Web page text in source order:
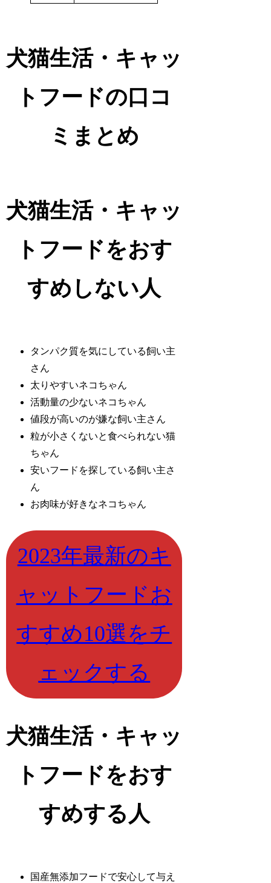
犬猫生活・キャッ
トフードの口コ
ミまとめ
犬猫生活・キャッ
トフードをおす
すめしない人
タンパク質を気にしている飼い主
さん
太りやすいネコちゃん
活動量の少ないネコちゃん
値段が高いのが嫌な飼い主さん
粒が小さくないと食べられない猫
ちゃん
安いフードを探している飼い主さ
ん
お肉味が好きなネコちゃん
2023年最新のキ
ャットフードお
すすめ10選をチ
ェックする
犬猫生活・キャッ
トフードをおす
すめする人
国産無添加フードで安心して与え